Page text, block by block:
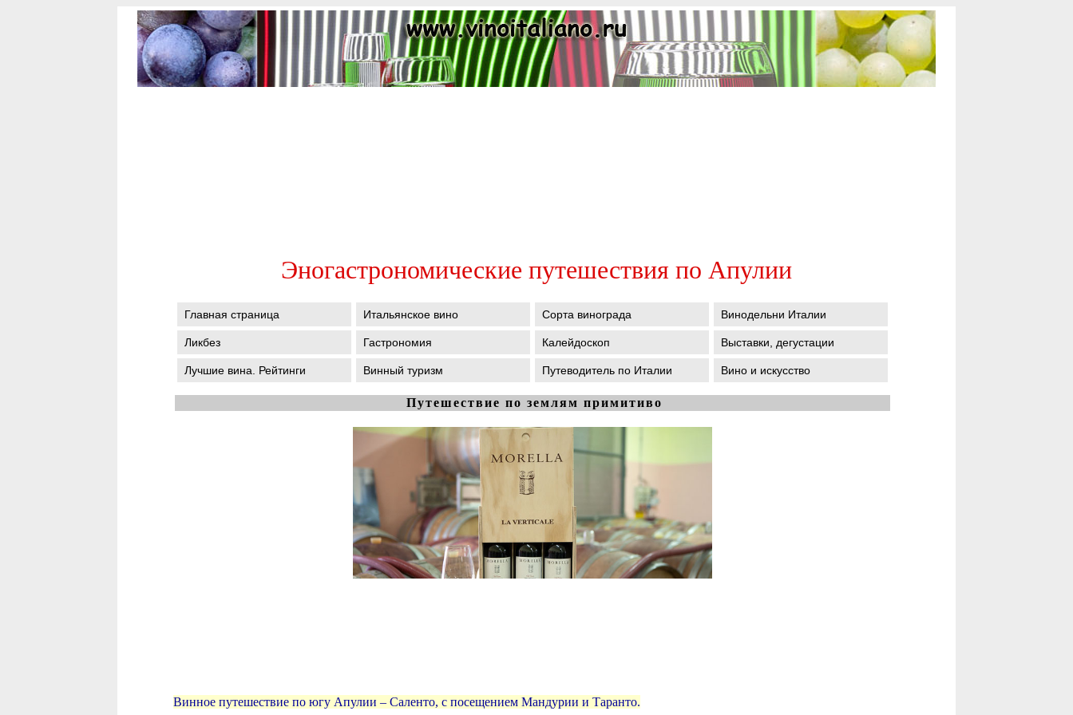
Эногастрономические путешествия по Апулии
Главная страница Итальянское вино Сорта винограда Винодельни Италии
Ликбез Гастрономия Калейдоскоп Выставки, дегустации
Лучшие вина. Рейтинги Винный туризм Путеводитель по Италии Вино и искусство
Путешествие по землям примитиво
Винное путешествие по югу Апулии – Саленто, с посещением Мандурии и Таранто.